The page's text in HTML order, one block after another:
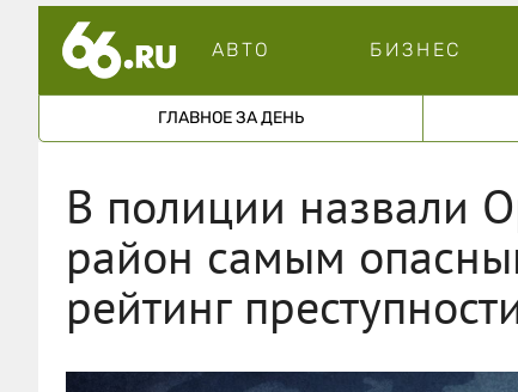
АВТО БИЗНЕС
ГЛАВНОЕ ЗА ДЕНЬ
В полиции назвали
район самым
рейтинг